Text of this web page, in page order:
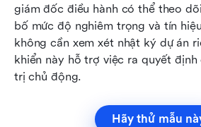
giám đốc điều hành có thể theo
bố mức độ nghiêm trọng và tín
không cần xem xét nhật ký dự án
khiển này hỗ trợ việc ra quyết
trị chủ động.
Hãy thử mẫu